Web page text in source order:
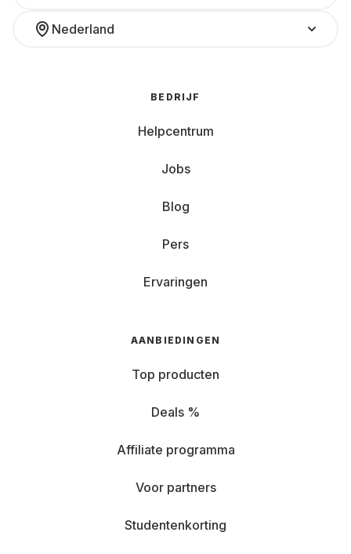
Nederland
BEDRIJF
Helpcentrum
Jobs
Blog
Pers
Ervaringen
AANBIEDINGEN
Top producten
Deals %
Affiliate programma
Voor partners
Studentenkorting